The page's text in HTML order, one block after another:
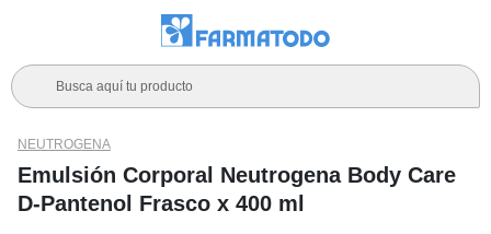
Busca aquí tu producto
NEUTROGENA
Emulsión Corporal Neutrogena Body Care
D-Pantenol Frasco x 400 ml